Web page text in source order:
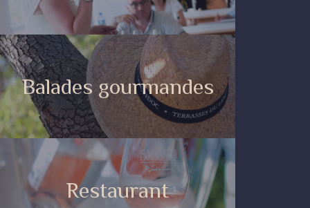
Balades gourmandes
Restaurant